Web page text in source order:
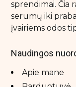
Plaukų
Plaukų
Sausi
sprendimai. Čia
serumų iki
įvairiems odos
Naudingos
Apie mane